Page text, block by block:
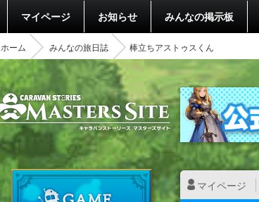
マイページ お知らせ みんなの掲示板
ホーム みんなの旅日誌 棒立ちアストゥスくん
マイページ